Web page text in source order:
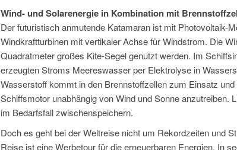
Wind- und Solarenergie in Kombination mit
Der futuristisch anmutende Katamaran ist mit Photovoltaik-
Windkraftturbinen mit vertikaler Achse für Windstrom. Die
Quadratmeter großes Kite-Segel genutzt werden. Im
erzeugten Stroms Meereswasser per Elektrolyse in
Wasserstoff kommt in den Brennstoffzellen zum Einsatz
Schiffsmotor unabhängig von Wind und Sonne anzutreiben.
im Bedarfsfall zwischenspeichern.
Doch es geht bei der Weltreise nicht um Rekordzeiten und
Reise ist eine Werbetour für die erneuerbaren Energien. In